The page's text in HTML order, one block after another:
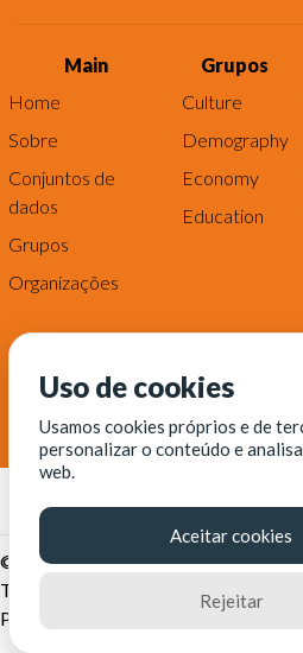
Main
Home
Sobre
Conjuntos de
dados
Grupos
Organizações
Grupos
Culture
Demography
Economy
Education
© Fortaleza Digital || CITINOVA -
Tecnologia e Inovação de Fortaleza -
Praia de Iracema - Fortaleza-CE
Uso de cookies
Usamos cookies próprios e de
personalizar o conteúdo e
web.
Aceitar cookies
Rejeitar